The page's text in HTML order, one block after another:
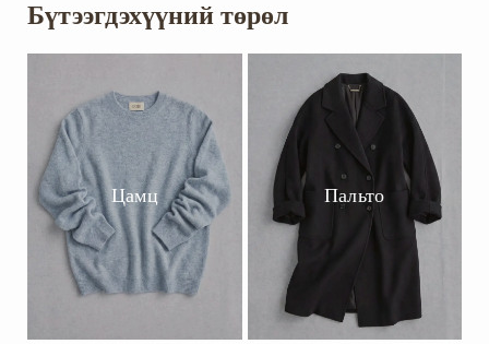
Бүтээгдэхүүний төрөл
Цамц Пальто